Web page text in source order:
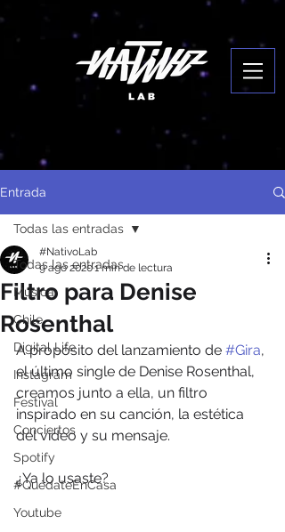
Entrada
Todas las entradas
Música
Chile
Digital Life
Instagram
Festival
Conciertos
Spotify
#QuédateEnCasa
Youtube
Todas las entradas
Filtro para Denise
Rosenthal
#NativoLab
9 ago 20201 min de lectura
A propósito del lanzamiento de #Gira,
el último single de Denise Rosenthal,
creamos junto a ella, un filtro
inspirado en su canción, la estética
del video y su mensaje.
¿Ya lo usaste?